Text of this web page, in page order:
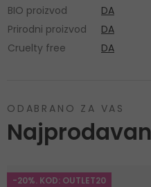
BIO proizvod
DA
Prirodni proizvod
DA
Cruelty free
DA
ODABRANO ZA VAS
-20%. KOD: OUTLET20